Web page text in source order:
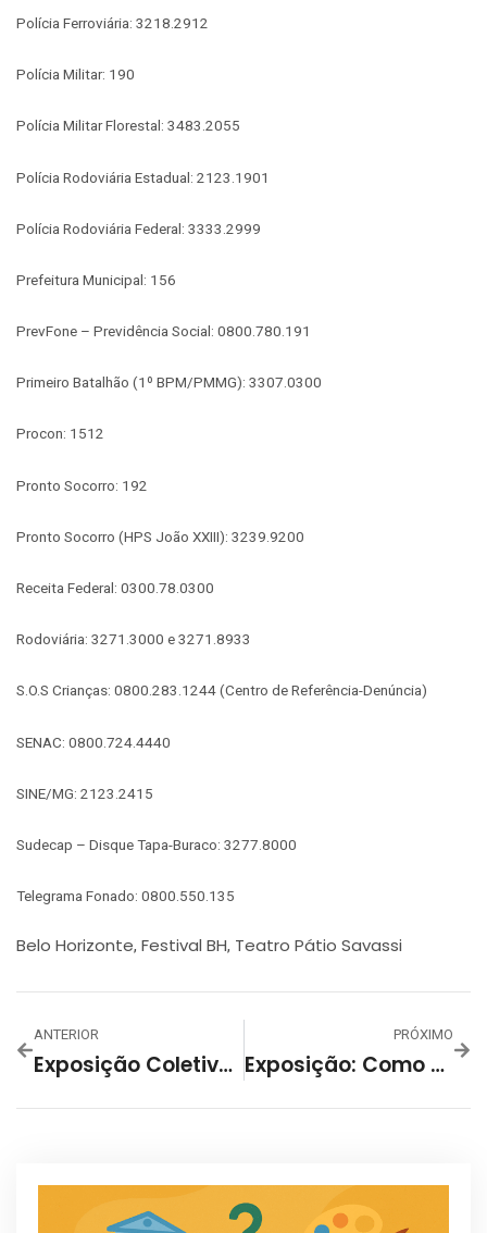
Polícia Ferroviária: 3218.2912
Polícia Militar: 190
Polícia Militar Florestal: 3483.2055
Polícia Rodoviária Estadual: 2123.1901
Polícia Rodoviária Federal: 3333.2999
Prefeitura Municipal: 156
PrevFone – Previdência Social: 0800.780.191
Primeiro Batalhão (1º BPM/PMMG): 3307.0300
Procon: 1512
Pronto Socorro: 192
Pronto Socorro (HPS João XXIII): 3239.9200
Receita Federal: 0300.78.0300
Rodoviária: 3271.3000 e 3271.8933
S.O.S Crianças: 0800.283.1244 (Centro de Referência-Denúncia)
SENAC: 0800.724.4440
SINE/MG: 2123.2415
Sudecap – Disque Tapa-Buraco: 3277.8000
Telegrama Fonado: 0800.550.135
Belo Horizonte, Festival BH, Teatro Pátio Savassi
ANTERIOR
Exposição Coletiva: ‘Dez Anos Dos Ateliês De Pintura’
PRÓXIMO
Exposição: Como Pisar Suavemente Na Terra